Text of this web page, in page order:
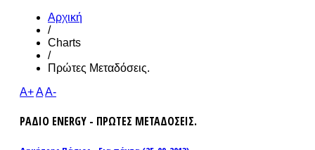
Αρχική
/
Charts
/
Πρώτες Μεταδόσεις.
A+AA-
ΡΑΔΙΟ ENERGY - ΠΡΩΤΕΣ ΜΕΤΑΔΟΣΕΙΣ.